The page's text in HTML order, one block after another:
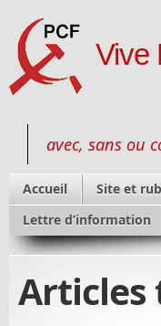
Vive
avec, sans ou
Accueil Site et
Lettre d’information
Articles